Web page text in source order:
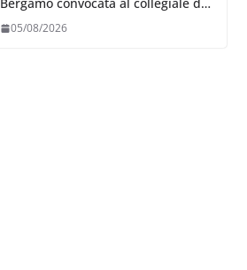
05/08/2026